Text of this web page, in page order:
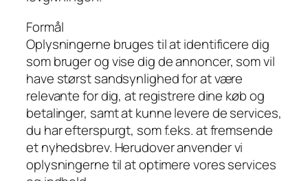
Formål
Oplysningerne bruges til at identificere dig
som bruger og vise dig de annoncer, som vil
have størst sandsynlighed for at være
relevante for dig, at registrere dine køb og
betalinger, samt at kunne levere de services,
du har efterspurgt, som f.eks. at fremsende
et nyhedsbrev. Herudover anvender vi
oplysningerne til at optimere vores services